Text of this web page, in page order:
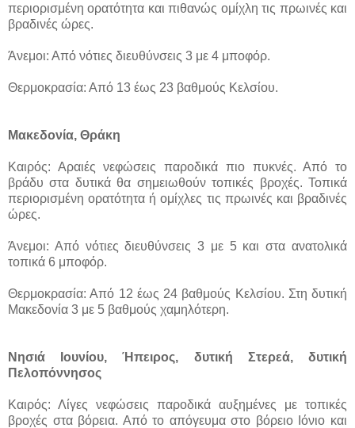
περιορισμένη ορατότητα και πιθανώς ομίχλη τις πρωινές και
βραδινές ώρες.
Άνεμοι: Από νότιες διευθύνσεις 3 με 4 μποφόρ.
Θερμοκρασία: Από 13 έως 23 βαθμούς Κελσίου.
Μακεδονία, Θράκη
Καιρός: Αραιές νεφώσεις παροδικά πιο πυκνές. Από το
βράδυ στα δυτικά θα σημειωθούν τοπικές βροχές. Τοπικά
περιορισμένη ορατότητα ή ομίχλες τις πρωινές και βραδινές
ώρες.
Άνεμοι: Από νότιες διευθύνσεις 3 με 5 και στα ανατολικά
τοπικά 6 μποφόρ.
Θερμοκρασία: Από 12 έως 24 βαθμούς Κελσίου. Στη δυτική
Μακεδονία 3 με 5 βαθμούς χαμηλότερη.
Νησιά Ιουνίου, Ήπειρος, δυτική Στερεά, δυτική
Πελοπόννησος
Καιρός: Λίγες νεφώσεις παροδικά αυξημένες με τοπικές
βροχές στα βόρεια. Από το απόγευμα στο βόρειο Ιόνιο και